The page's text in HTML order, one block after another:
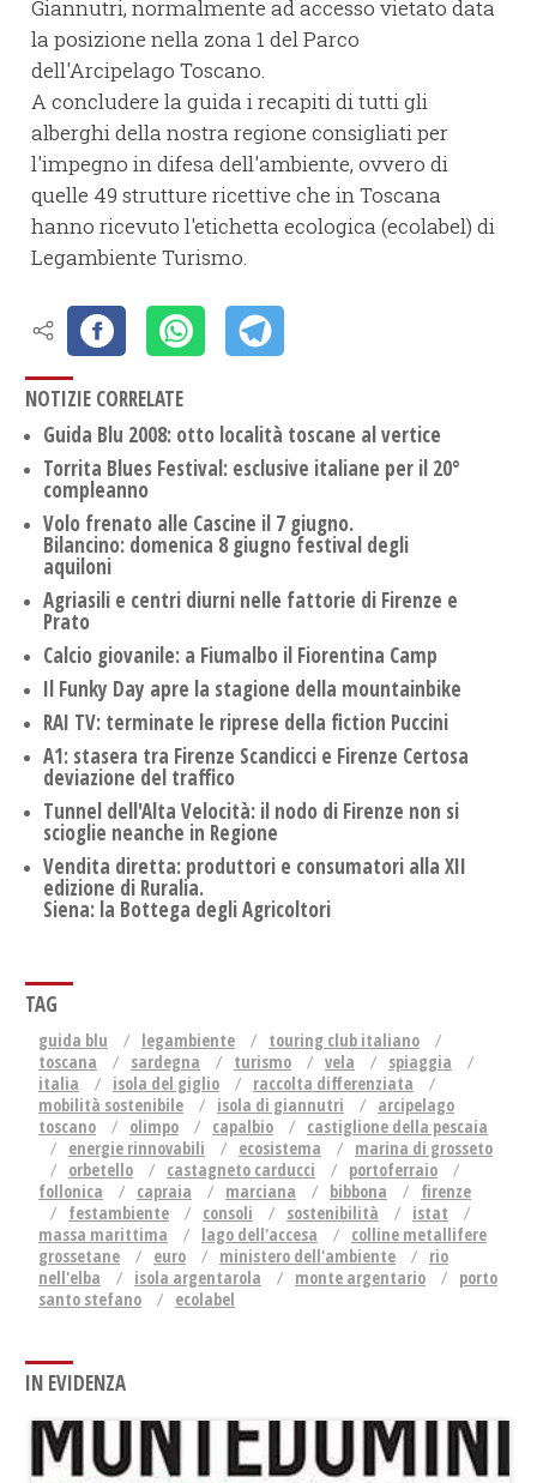
Giannutri, normalmente ad accesso vietato data
la posizione nella zona 1 del Parco
dell'Arcipelago Toscano.
A concludere la guida i recapiti di tutti gli
alberghi della nostra regione consigliati per
l'impegno in difesa dell'ambiente, ovvero di
quelle 49 strutture ricettive che in Toscana
hanno ricevuto l'etichetta ecologica (ecolabel) di
Legambiente Turismo.
NOTIZIE CORRELATE
Guida Blu 2008: otto località toscane al vertice
Torrita Blues Festival: esclusive italiane per il 20°
compleanno
Volo frenato alle Cascine il 7 giugno.
Bilancino: domenica 8 giugno festival degli
aquiloni
Agriasili e centri diurni nelle fattorie di Firenze e
Prato
Calcio giovanile: a Fiumalbo il Fiorentina Camp
Il Funky Day apre la stagione della mountainbike
RAI TV: terminate le riprese della fiction Puccini
A1: stasera tra Firenze Scandicci e Firenze Certosa
deviazione del traffico
Tunnel dell'Alta Velocità: il nodo di Firenze non si
scioglie neanche in Regione
Vendita diretta: produttori e consumatori alla XII
edizione di Ruralia.
Siena: la Bottega degli Agricoltori
TAG
guida blu legambiente
touring club italiano
toscana
sardegna turismo vela
spiaggia
italia
isola del giglio
raccolta differenziata
mobilità sostenibile
isola di giannutri
arcipelago
toscano
olimpo capalbio
castiglione della pescaia
energie rinnovabili
ecosistema
marina di grosseto
orbetello
castagneto carducci
portoferraio
follonica
capraia marciana bibbona
firenze
festambiente
consoli sostenibilità
istat
massa marittima
lago dell'accesa
colline metallifere
grossetane
euro ministero dell'ambiente
rio
nell'elba
isola argentarola monte argentario
porto
santo stefano
ecolabel
IN EVIDENZA